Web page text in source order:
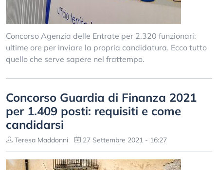
Concorso Agenzia delle Entrate per 2.320 funzionari:
ultime ore per inviare la propria candidatura. Ecco tutto
quello che serve sapere nel frattempo.
Concorso Guardia di Finanza 2021
per 1.409 posti: requisiti e come
candidarsi
Teresa Maddonni 27 Settembre 2021 - 16:27